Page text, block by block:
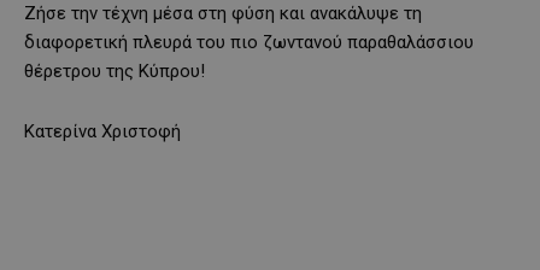
Ζήσε την τέχνη μέσα στη φύση και ανακάλυψε τη
διαφορετική πλευρά του πιο ζωντανού παραθαλάσσιου
θέρετρου της Κύπρου!
Κατερίνα Χριστοφή